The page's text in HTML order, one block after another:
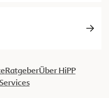
RatgeberÜber HiPP